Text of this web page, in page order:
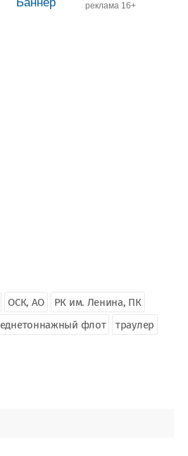
реклама 16+
ОСК, АО
РК им. Ленина, ПК
флот
траулер